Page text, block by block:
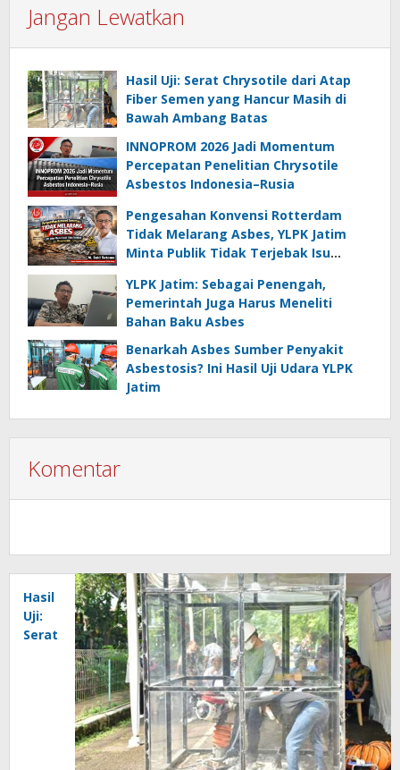
Jangan Lewatkan
Hasil Uji: Serat Chrysotile dari Atap
Fiber Semen yang Hancur Masih di
Bawah Ambang Batas
INNOPROM 2026 Jadi Momentum
Percepatan Penelitian Chrysotile
Asbestos Indonesia–Rusia
Pengesahan Konvensi Rotterdam
Tidak Melarang Asbes, YLPK Jatim
Minta Publik Tidak Terjebak Isu
YLPK Jatim: Sebagai Penengah,
Pemerintah Juga Harus Meneliti
Bahan Baku Asbes
Benarkah Asbes Sumber Penyakit
Asbestosis? Ini Hasil Uji Udara YLPK
Jatim
Komentar
Hasil
Uji:
Serat
Chrysotile